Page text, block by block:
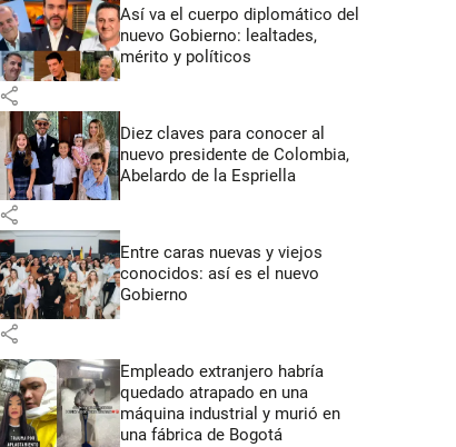
Así va el cuerpo diplomático del
nuevo Gobierno: lealtades,
mérito y políticos
share
Diez claves para conocer al
nuevo presidente de Colombia,
Abelardo de la Espriella
share
Entre caras nuevas y viejos
conocidos: así es el nuevo
Gobierno
share
Empleado extranjero habría
quedado atrapado en una
máquina industrial y murió en
una fábrica de Bogotá